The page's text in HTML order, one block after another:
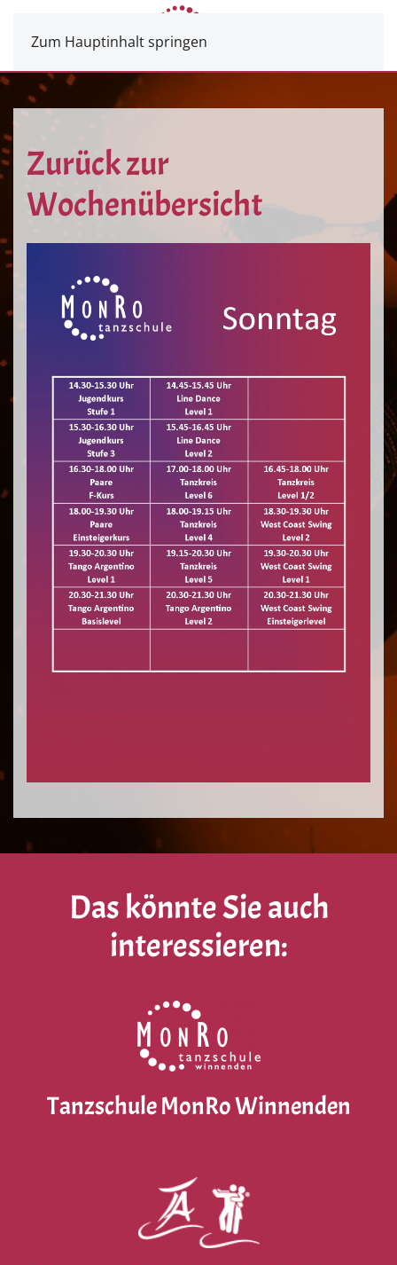
Zum Hauptinhalt springen
Zurück zur
Wochenübersicht
Das könnte Sie auch
interessieren:
Tanzschule MonRo Winnenden